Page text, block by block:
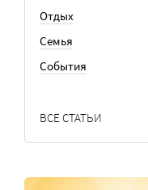
Отдых
Семья
События
ВСЕ СТАТЬИ